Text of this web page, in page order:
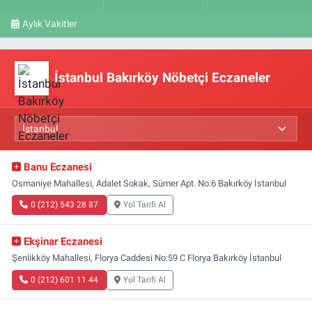
Aylık Vakitler
İstanbul Bakırköy Nöbetçi Eczaneler
Banu Eczanesi
Osmaniye Mahallesi, Adalet Sokak, Sümer Apt. No:6 Bakırköy İstanbul
0 (212) 543 28 87 Yol Tarifi Al
Ekşinar Eczanesi
Şenlikköy Mahallesi, Florya Caddesi No:59 C Florya Bakırköy İstanbul
0 (212) 601 11 44 Yol Tarifi Al